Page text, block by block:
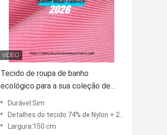
Tecido de roupa de banho
ecológico para a sua coleção de
roupa de banho sustentável
Durável:Sim
Detalhes do tecido:74% de Nylon + 26% de Elastano
Largura:150 cm